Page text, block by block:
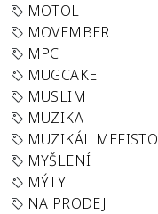
MOTOL
MOVEMBER
MPC
MUGCAKE
MUSLIM
MUZIKA
MUZIKÁL MEFISTO
MYŠLENÍ
MÝTY
NA PRODEJ